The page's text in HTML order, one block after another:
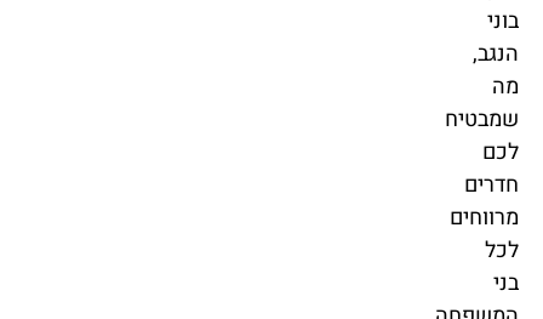
בוני
הנגב,
מה
שמבטיח
לכם
חדרים
מרווחים
לכל
בני